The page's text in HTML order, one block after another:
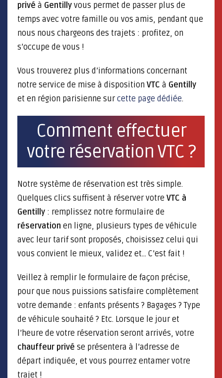
privé à Gentilly vous permet de passer plus de
temps avec votre famille ou vos amis, pendant que
nous nous chargeons des trajets : profitez, on
s’occupe de vous !
Vous trouverez plus d’informations concernant
notre service de mise à disposition VTC à Gentilly
et en région parisienne sur cette page dédiée.
Comment effectuer
votre réservation VTC ?
Notre système de réservation est très simple.
Quelques clics suffisent à réserver votre VTC à
Gentilly : remplissez notre formulaire de
réservation en ligne, plusieurs types de véhicule
avec leur tarif sont proposés, choisissez celui qui
vous convient le mieux, validez et... C’est fait !
Veillez à remplir le formulaire de façon précise,
pour que nous puissions satisfaire complètement
votre demande : enfants présents ? Bagages ? Type
de véhicule souhaité ? Etc. Lorsque le jour et
l’heure de votre réservation seront arrivés, votre
chauffeur privé se présentera à l’adresse de
départ indiquée, et vous pourrez entamer votre
trajet !